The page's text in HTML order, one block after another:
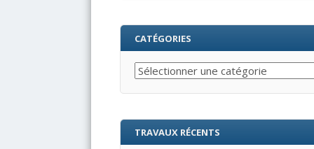
CATÉGORIES
Catégories
TRAVAUX RÉCENTS